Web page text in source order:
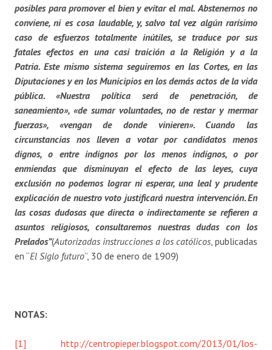
posibles para promover el bien y evitar el mal. Abstenernos no
conviene, ni es cosa laudable, y, salvo tal vez algún rarísimo
caso de esfuerzos totalmente inútiles, se traduce por sus
fatales efectos en una casi traición a la Religión y a la
Patria.Este mismo sistema seguiremos en las Cortes, en las
Diputaciones y en los Municipios en los demás actos de la vida
pública.«Nuestra política será de penetración, de
saneamiento», «de sumar voluntades, no de restar y mermar
fuerzas», «vengan de donde vinieren». Cuando las
circunstancias nos lleven a votar por candidatos menos
dignos, o entre indignos por los menos indignos, o por
enmiendas que disminuyan el efecto de las leyes, cuya
exclusión no podemos lograr ni esperar, una leal y prudente
explicación de nuestro voto justificará nuestra intervención. En
las cosas dudosas que directa o indirectamente se refieren a
asuntos religiosos, consultaremos nuestras dudas con los
Prelados”(Autorizadas instrucciones a los católicos , publicadas
en “El Siglo futuro”, 30 de enero de 1909)
NOTAS:
[1]
http://centropieper.blogspot.com/2013/01/los-